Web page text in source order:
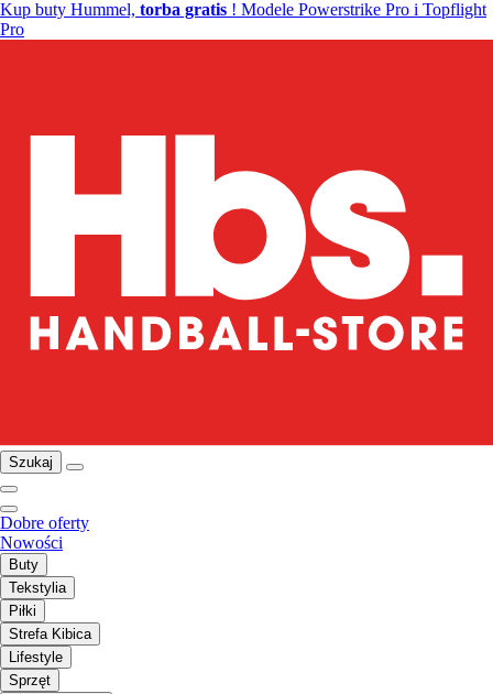
Kup buty Hummel, torba gratis ! Modele Powerstrike Pro i Topflight
Pro
Szukaj
Dobre oferty
Nowości
Buty
Tekstylia
Piłki
Strefa Kibica
Lifestyle
Sprzęt